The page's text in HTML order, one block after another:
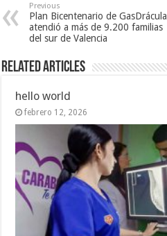
Previous
Plan Bicentenario de GasDrácula
atendió a más de 9.200 familias
del sur de Valencia
Related Articles
hello world
febrero 12, 2026